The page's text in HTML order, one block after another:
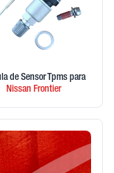
de Sensor Tpms para
Nissan Frontier